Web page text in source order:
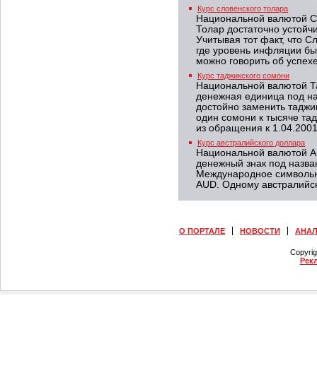
Курс словенского толара
Национальной валютой
Толар достаточно
Учитывая тот факт, что
где уровень инфляции
можно говорить об
Курс таджикского сомони
Национальной валютой
денежная единица под
достойно заменить
один сомони к тысяче
из обращения к
Курс австралийского доллара
Национальной валютой
денежный знак под
Международное
AUD. Одному
О ПОРТАЛЕ НОВОСТИ